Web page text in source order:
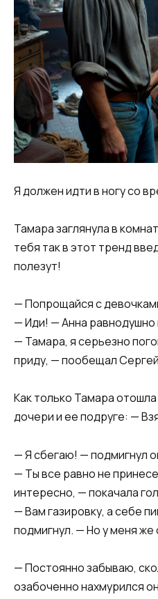
Я должен идти в ногу со
Тамара заглянула в
тебя так в этот тренд
полезут!
— Попрощайся с
— Иди! — Анна равнодушно
— Тамара, я серьезно
приду, — пообещал
Как только Тамара
дочери и ее подруге: —
— Я сбегаю! — подмигнул
— Ты все равно не
интересно, — покачала
— Вам газировку, а себе
подмигнул. — Но у меня же
— Постоянно забываю,
озабоченно нахмурился